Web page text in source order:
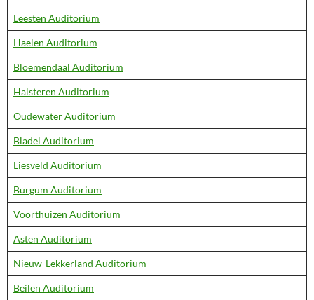
Leesten Auditorium
Haelen Auditorium
Bloemendaal Auditorium
Halsteren Auditorium
Oudewater Auditorium
Bladel Auditorium
Liesveld Auditorium
Burgum Auditorium
Voorthuizen Auditorium
Asten Auditorium
Nieuw-Lekkerland Auditorium
Beilen Auditorium